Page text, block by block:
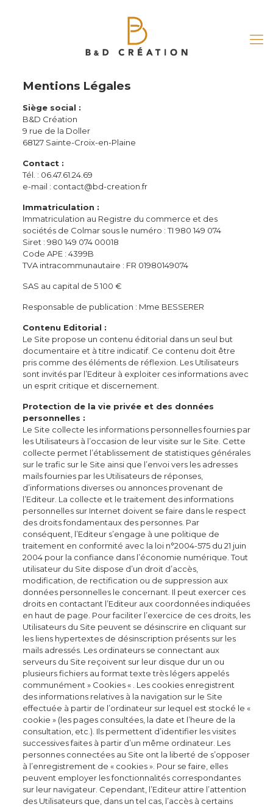
Mentions Légales
Siège social :
B&D Création
9 rue de la Doller
68127 Sainte-Croix-en-Plaine
Contact :
Tél. : 06.47.61.24.69
e-mail : contact@bd-creation.fr
Immatriculation :
Immatriculation au Registre du commerce et des
sociétés de Colmar sous le numéro : TI 980 149 074
Siret : 980 149 074 00018
Code APE : 4399B
TVA intracommunautaire : FR 01980149074
SAS au capital de 5 100 €
Responsable de publication : Mme BESSERER
Contenu Editorial :
Le Site propose un contenu éditorial dans un seul but
documentaire et à titre indicatif. Ce contenu doit être
pris comme des éléments de réflexion. Les Utilisateurs
sont invités par l’Editeur à exploiter ces informations avec
un esprit critique et discernement.
Protection de la vie privée et des données
personnelles :
Le Site collecte les informations personnelles fournies par
les Utilisateurs à l’occasion de leur visite sur le Site. Cette
collecte permet l’établissement de statistiques générales
sur le trafic sur le Site ainsi que l’envoi vers les adresses
mails fournies par les Utilisateurs de réponses,
d’informations diverses ou annonces provenant de
l’Editeur. La collecte et le traitement des informations
personnelles sur Internet doivent se faire dans le respect
des droits fondamentaux des personnes. Par
conséquent, l’Editeur s’engage à une politique de
traitement en conformité avec la loi n°2004-575 du 21 juin
2004 pour la confiance dans l’économie numérique. Tout
utilisateur du Site dispose d’un droit d’accès,
modification, de rectification ou de suppression aux
données personnelles le concernant. Il peut exercer ces
droits en contactant l’Editeur aux coordonnées indiquées
en haut de page. Pour faciliter l’exercice de ces droits, les
Utilisateurs du Site peuvent se désinscrire en cliquant sur
les liens hypertextes de désinscription présents sur les
mails adressés. Les ordinateurs se connectant aux
serveurs du Site reçoivent sur leur disque dur un ou
plusieurs fichiers au format texte très légers appelés
communément » Cookies « . Les cookies enregistrent
des informations relatives à la navigation sur le Site
effectuée à partir de l’ordinateur sur lequel est stocké le «
cookie » (les pages consultées, la date et l’heure de la
consultation, etc.). Ils permettent d’identifier les visites
successives faites à partir d’un même ordinateur. Les
personnes connectées au Site ont la liberté de s’opposer
à l’enregistrement de « cookies ». Pour se faire, elles
peuvent employer les fonctionnalités correspondantes
sur leur navigateur. Cependant, l’Editeur attire l’attention
des Utilisateurs que, dans un tel cas, l’accès à certains